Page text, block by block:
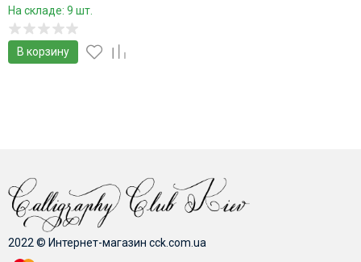
На складе: 9 шт.
В корзину
2022 © Интернет-магазин cck.com.ua